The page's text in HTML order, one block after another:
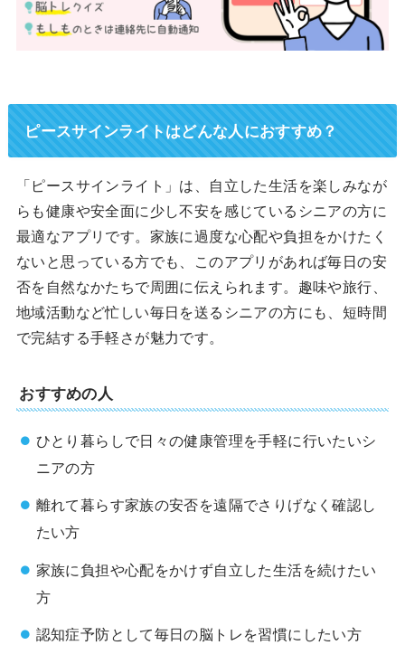
ピースサインライトはどんな人におすすめ？
「ピースサインライト」は、自立した生活を楽しみなが
らも健康や安全面に少し不安を感じているシニアの方に
最適なアプリです。家族に過度な心配や負担をかけたく
ないと思っている方でも、このアプリがあれば毎日の安
否を自然なかたちで周囲に伝えられます。趣味や旅行、
地域活動など忙しい毎日を送るシニアの方にも、短時間
で完結する手軽さが魅力です。
おすすめの人
ひとり暮らしで日々の健康管理を手軽に行いたいシ
ニアの方
離れて暮らす家族の安否を遠隔でさりげなく確認し
たい方
家族に負担や心配をかけず自立した生活を続けたい
方
認知症予防として毎日の脳トレを習慣にしたい方